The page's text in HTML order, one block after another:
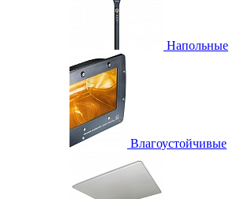
Напольные
Влагоустойчивые